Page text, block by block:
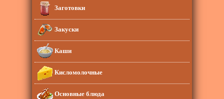
Заготовки
Закуски
Каши
Кисломолочные
Основные блюда